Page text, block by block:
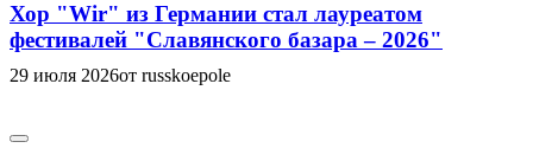
Хор "Wir" из Германии стал лауреатом
фестивалей "Славянского базара – 2026"
29 июля 2026от russkoepole